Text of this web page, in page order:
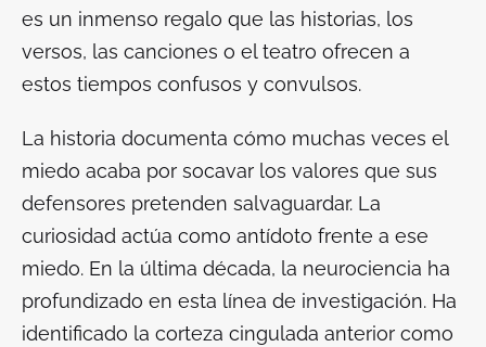
es un inmenso regalo que las historias, los
versos, las canciones o el teatro ofrecen a
estos tiempos confusos y convulsos.
La historia documenta cómo muchas veces el
miedo acaba por socavar los valores que sus
defensores pretenden salvaguardar. La
curiosidad actúa como antídoto frente a ese
miedo. En la última década, la neurociencia ha
profundizado en esta línea de investigación. Ha
identificado la corteza cingulada anterior como